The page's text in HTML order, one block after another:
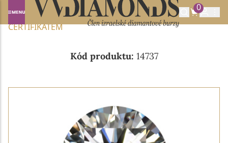
0
Domů NABÍDKA DIAMANTŮ
0.47CT G/VVS1 S GIA
CERTIFIKÁTEM
Kód produktu: 14737